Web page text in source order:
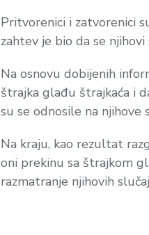
Pritvorenici i zatvorenici
zahtev je bio da se
Na osnovu dobijenih
štrajka glađu štrajkaća i
su se odnosile na njihove
Na kraju, kao rezultat
oni prekinu sa štrajkom
razmatranje njihovih